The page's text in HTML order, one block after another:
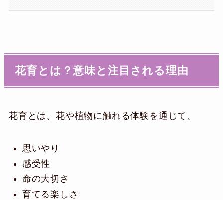
花育とは？意味と注目される理由
花育とは、花や植物に触れる体験を通じて、
思いやり
感受性
命の大切さ
育てる楽しさ